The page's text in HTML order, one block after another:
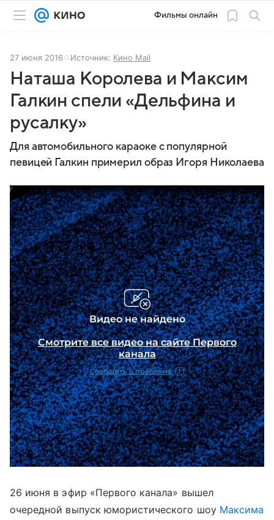
Фильмы онлайн
27 июня 2016 Источник: Кино Mail
Наташа Королева и Максим
Галкин спели «Дельфина и
русалку»
Для автомобильного караоке с популярной
певицей Галкин примерил образ Игоря Николаева
26 июня в эфир «Первого канала» вышел
очередной выпуск юмористического шоу Максима